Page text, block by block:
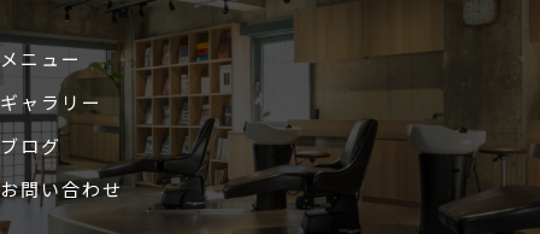
メニュー
ギャラリー
ブログ
お問い合わせ